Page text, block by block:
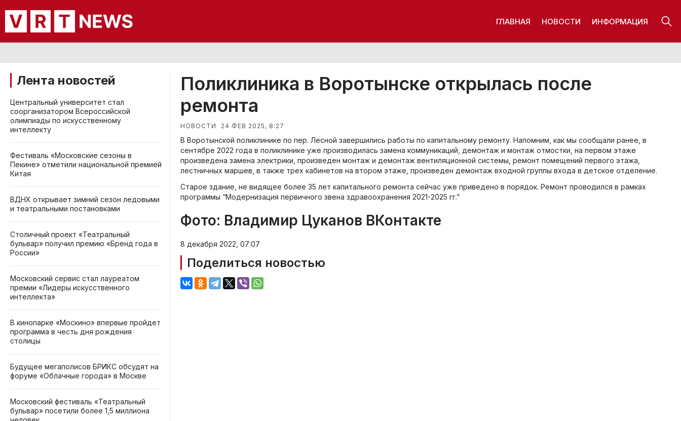
ГЛАВНАЯ НОВОСТИ ИНФОРМАЦИЯ
Лента новостей
Центральный университет стал
соорганизатором Всероссийской
олимпиады по искусственному
интеллекту
Фестиваль «Московские сезоны в
Пекине» отметили национальной премией
Китая
ВДНХ открывает зимний сезон ледовыми
и театральными постановками
Столичный проект «Театральный
бульвар» получил премию «Бренд года в
России»
Московский сервис стал лауреатом
премии «Лидеры искусственного
интеллекта»
В кинопарке «Москино» впервые пройдет
программа в честь дня рождения
столицы
Будущее мегаполисов БРИКС обсудят на
форуме «Облачные города» в Москве
Московский фестиваль «Театральный
бульвар» посетили более 1,5 миллиона
Поликлиника в Воротынске открылась после
ремонта
НОВОСТИ 24 ФЕВ 2025, 8:27
В Воротынской поликлинике по пер. Лесной завершились работы по капитальному ремонту. Напомним, как мы сообщали ранее, в
сентябре 2022 года в поликлинике уже производилась замена коммуникаций, демонтаж и монтаж отмостки, на первом этаже
произведена замена электрики, произведен монтаж и демонтаж вентиляционной системы, ремонт помещений первого этажа,
лестничных маршев, в также трех кабинетов на втором этаже, произведен демонтаж входной группы входа в детское отделение.
Старое здание, не видящее более 35 лет капитального ремонта сейчас уже приведено в порядок. Ремонт проводился в рамках
программы “Модернизация первичного звена здравоохранения 2021-2025 гг.”
Фото: Владимир Цуканов ВКонтакте
8 декабря 2022, 07:07
Поделиться новостью